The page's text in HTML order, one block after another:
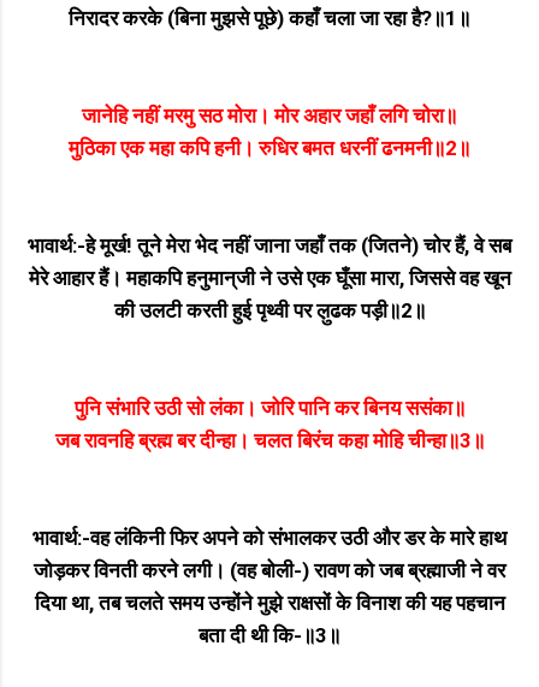
निरादर करके (बिना मुझसे पूछे) कहाँ चला जा रहा है?॥1॥
जानेहि नहीं मरमु सठ मोरा। मोर अहार जहाँ लगि चोरा॥
मुठिका एक महा कपि हनी। रुधिर बमत धरनीं ढनमनी॥2॥
भावार्थ:-हे मूर्ख! तूने मेरा भेद नहीं जाना जहाँ तक (जितने) चोर हैं, वे सब
मेरे आहार हैं। महाकपि हनुमान्‌जी ने उसे एक घूँसा मारा, जिससे वह खून
की उलटी करती हुई पृथ्वी पर ल़ुढक पड़ी॥2॥
पुनि संभारि उठी सो लंका। जोरि पानि कर बिनय ससंका॥
जब रावनहि ब्रह्म बर दीन्हा। चलत बिरंच कहा मोहि चीन्हा॥3॥
भावार्थ:-वह लंकिनी फिर अपने को संभालकर उठी और डर के मारे हाथ
जोड़कर विनती करने लगी। (वह बोली-) रावण को जब ब्रह्माजी ने वर
दिया था, तब चलते समय उन्होंने मुझे राक्षसों के विनाश की यह पहचान
बता दी थी कि-॥3॥